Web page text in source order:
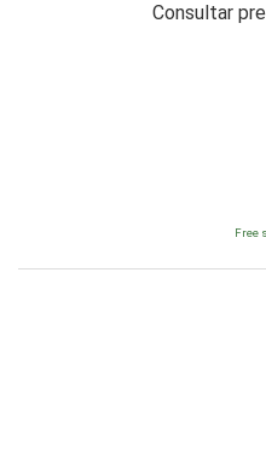
Consultar
Free